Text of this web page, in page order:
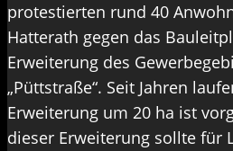
protestierten rund 40
Hatterath gegen das
Erweiterung des
„Püttstraße“. Seit Jahren
Erweiterung um 20 ha ist
dieser Erweiterung sollte für